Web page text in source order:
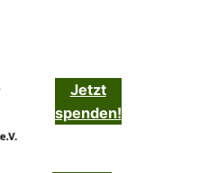
Jetzt
spenden!